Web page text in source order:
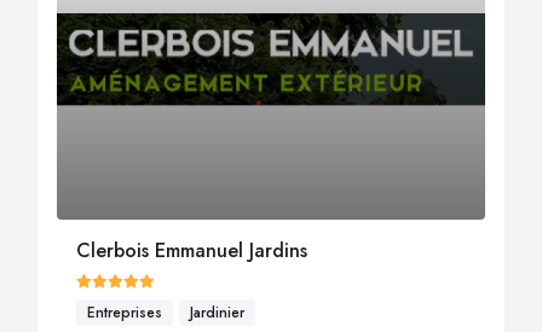
Clerbois Emmanuel Jardins
Entreprises Jardinier